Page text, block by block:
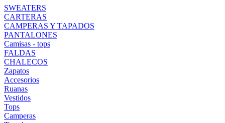
SWEATERS
CARTERAS
CAMPERAS Y TAPADOS
PANTALONES
Camisas - tops
FALDAS
CHALECOS
Zapatos
Accesorios
Ruanas
Vestidos
Tops
Camperas